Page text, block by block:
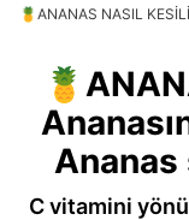
🍍ANANAS NASIL
Ananas
C vitamini